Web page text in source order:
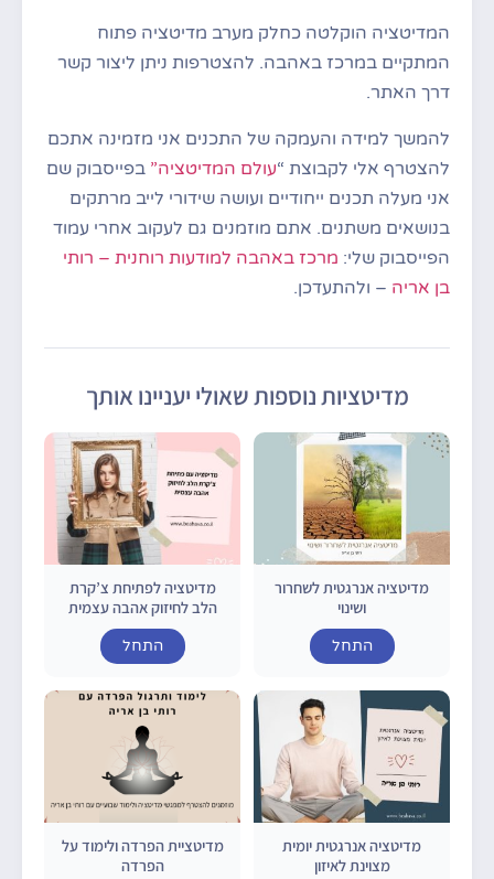
המדיטציה הוקלטה כחלק מערב מדיטציה פתוח
המתקיים במרכז באהבה. להצטרפות ניתן ליצור קשר
דרך האתר.
להמשך למידה והעמקה של התכנים אני מזמינה אתכם
להצטרף אלי לקבוצת “עולם המדיטציה” בפייסבוק שם
אני מעלה תכנים ייחודיים ועושה שידורי לייב מרתקים
בנושאים משתנים. אתם מוזמנים גם לעקוב אחרי עמוד
הפייסבוק שלי: מרכז באהבה למודעות רוחנית – רותי
בן אריה – ולהתעדכן.
מדיטציות נוספות שאולי יעניינו אותך
מדיטציה אנרגטית לשחרור
ושינוי
התחל
מדיטציה לפתיחת צ’קרת
הלב לחיזוק אהבה עצמית
התחל
מדיטציה אנרגטית יומית
מצוינת לאיזון
מדיטציית הפרדה ולימוד על
הפרדה